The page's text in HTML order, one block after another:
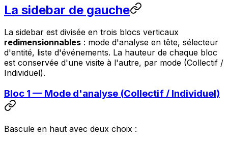
La sidebar de gauche
La sidebar est divisée en trois blocs verticaux
redimensionnables : mode d'analyse en tête, sélecteur
d'entité, liste d'événements. La hauteur de chaque bloc
est conservée d'une visite à l'autre, par mode (Collectif /
Individuel).
Bloc 1 — Mode d'analyse (Collectif / Individuel)
Bascule en haut avec deux choix :